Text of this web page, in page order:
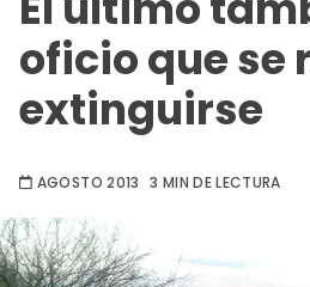
oficio que se
extinguirse
AGOSTO 2013 3 MIN DE LECTURA